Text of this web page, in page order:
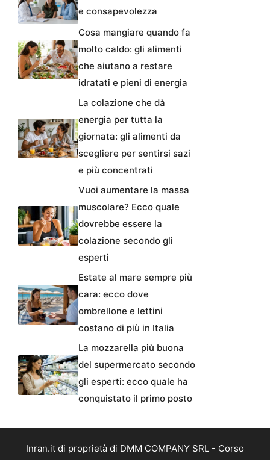
e consapevolezza
Cosa mangiare quando fa
molto caldo: gli alimenti
che aiutano a restare
idratati e pieni di energia
La colazione che dà
energia per tutta la
giornata: gli alimenti da
scegliere per sentirsi sazi
e più concentrati
Vuoi aumentare la massa
muscolare? Ecco quale
dovrebbe essere la
colazione secondo gli
esperti
Estate al mare sempre più
cara: ecco dove
ombrellone e lettini
costano di più in Italia
La mozzarella più buona
del supermercato secondo
gli esperti: ecco quale ha
conquistato il primo posto
Inran.it di proprietà di DMM COMPANY SRL - Corso